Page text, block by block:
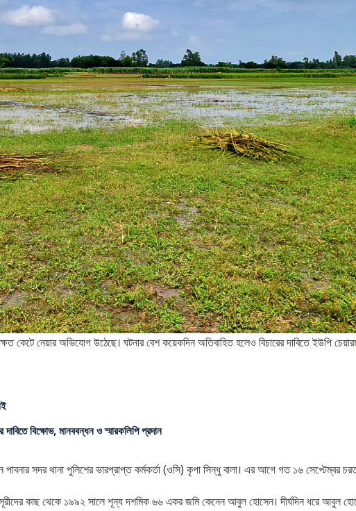
কেটে নেয়ার অভিযোগ উঠেছে। ঘটনার বেশ কয়েকদিন অতিবাহিত হলেও বিচারের দাবিতে ইউপি
বিক্ষোভ, মানববন্ধন ও স্মারকলিপি প্রদান
পাবনার সদর থানা পুলিশের ভারপ্রাপ্ত কর্মকর্তা (ওসি) কৃপা সিন্ধু বালা। এর আগে গত ১৬ সেপ্টেম্বর
কাছ থেকে ১৯৯২ সালে শূন্য দশমিক ৬৬ একর জমি কেনেন আবুল হোসেন। দীর্ঘদিন ধরে